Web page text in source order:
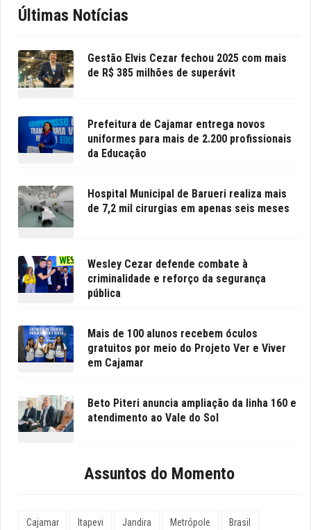
Últimas Notícias
Gestão Elvis Cezar fechou 2025 com mais
de R$ 385 milhões de superávit
Prefeitura de Cajamar entrega novos
uniformes para mais de 2.200 profissionais
da Educação
Hospital Municipal de Barueri realiza mais
de 7,2 mil cirurgias em apenas seis meses
Wesley Cezar defende combate à
criminalidade e reforço da segurança
pública
Mais de 100 alunos recebem óculos
gratuitos por meio do Projeto Ver e Viver
em Cajamar
Beto Piteri anuncia ampliação da linha 160 e
atendimento ao Vale do Sol
Assuntos do Momento
Cajamar Itapevi Jandira Metrópole Brasil